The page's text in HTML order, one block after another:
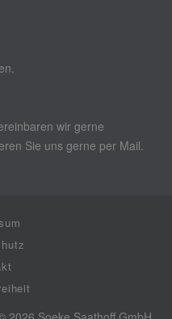
wir gerne
Sie uns gerne per Mail.